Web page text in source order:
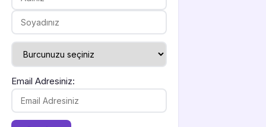
Email Adresiniz: